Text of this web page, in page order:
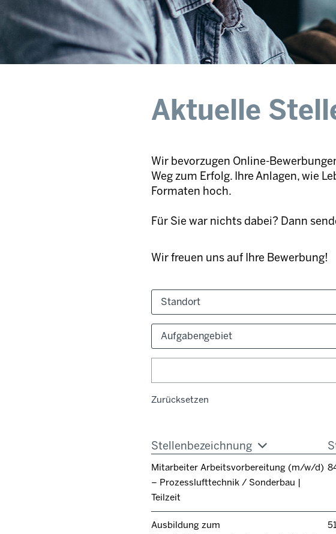
Aktuelle
Wir bevorzugen Online-
Weg zum Erfolg. Ihre Anlagen, wie
Formaten hoch.
Für Sie war nichts dabei? Dann
Wir freuen uns auf Ihre Bewerbung!
Standort
Aufgabengebiet
Zurücksetzen
Stellenbezeichnung
Mitarbeiter Arbeitsvorbereitung (m/w/d)
– Prozesslufttechnik / Sonderbau |
Teilzeit
Ausbildung zum